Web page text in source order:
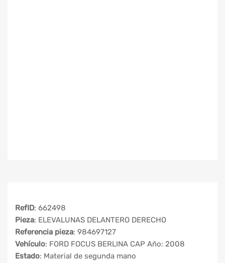
RefID: 662498
Pieza: ELEVALUNAS DELANTERO DERECHO
Referencia pieza: 984697127
Vehículo: FORD FOCUS BERLINA CAP Año: 2008
Estado: Material de segunda mano